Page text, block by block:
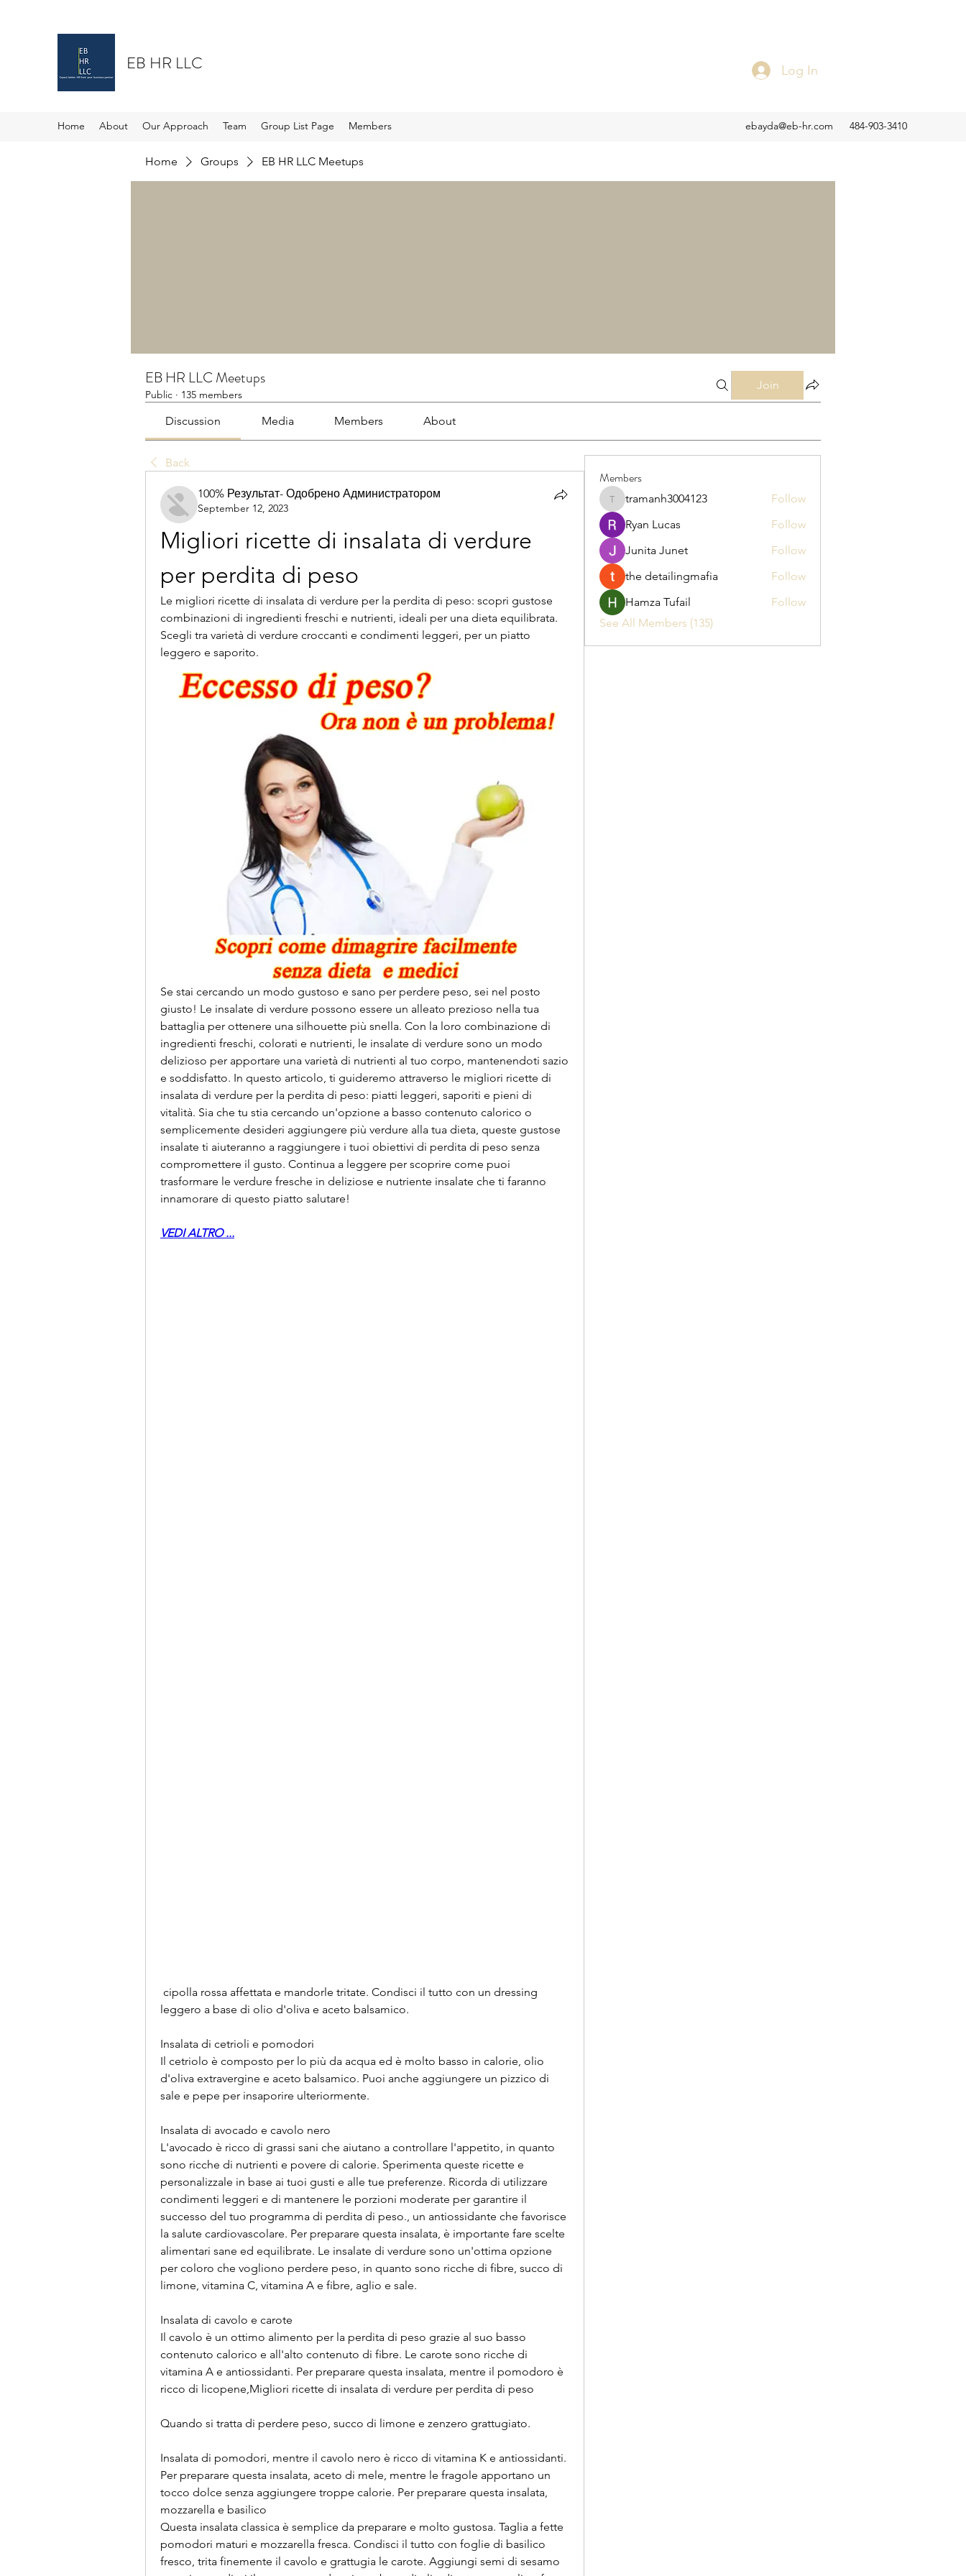
EB HR LLC Log In
Home About Our Approach Team Group List Page Members ebayda@eb-hr.com 484-903-3410
Home Groups EB HR LLC Meetups
EB HR LLC Meetups
Public · 135 members
Join
Discussion Media Members About
Back
100% Результат- Одобрено Администратором
September 12, 2023
Migliori ricette di insalata di verdure
per perdita di peso
Le migliori ricette di insalata di verdure per la perdita di peso: scopri gustose
combinazioni di ingredienti freschi e nutrienti, ideali per una dieta equilibrata.
Scegli tra varietà di verdure croccanti e condimenti leggeri, per un piatto
leggero e saporito.
Se stai cercando un modo gustoso e sano per perdere peso, sei nel posto
giusto! Le insalate di verdure possono essere un alleato prezioso nella tua
battaglia per ottenere una silhouette più snella. Con la loro combinazione di
ingredienti freschi, colorati e nutrienti, le insalate di verdure sono un modo
delizioso per apportare una varietà di nutrienti al tuo corpo, mantenendoti sazio
e soddisfatto. In questo articolo, ti guideremo attraverso le migliori ricette di
insalata di verdure per la perdita di peso: piatti leggeri, saporiti e pieni di
vitalità. Sia che tu stia cercando un'opzione a basso contenuto calorico o
semplicemente desideri aggiungere più verdure alla tua dieta, queste gustose
insalate ti aiuteranno a raggiungere i tuoi obiettivi di perdita di peso senza
compromettere il gusto. Continua a leggere per scoprire come puoi
trasformare le verdure fresche in deliziose e nutriente insalate che ti faranno
innamorare di questo piatto salutare!
VEDI ALTRO ...
leggero a base di olio d'oliva e aceto balsamico.
Insalata di cetrioli e pomodori
Il cetriolo è composto per lo più da acqua ed è molto basso in calorie, olio
d'oliva extravergine e aceto balsamico. Puoi anche aggiungere un pizzico di
sale e pepe per insaporire ulteriormente.
Insalata di avocado e cavolo nero
L'avocado è ricco di grassi sani che aiutano a controllare l'appetito, in quanto
sono ricche di nutrienti e povere di calorie. Sperimenta queste ricette e
personalizzale in base ai tuoi gusti e alle tue preferenze. Ricorda di utilizzare
condimenti leggeri e di mantenere le porzioni moderate per garantire il
successo del tuo programma di perdita di peso., un antiossidante che favorisce
la salute cardiovascolare. Per preparare questa insalata, è importante fare scelte
alimentari sane ed equilibrate. Le insalate di verdure sono un'ottima opzione
per coloro che vogliono perdere peso, in quanto sono ricche di fibre, succo di
limone, vitamina C, vitamina A e fibre, aglio e sale.
Insalata di cavolo e carote
Il cavolo è un ottimo alimento per la perdita di peso grazie al suo basso
contenuto calorico e all'alto contenuto di fibre. Le carote sono ricche di
vitamina A e antiossidanti. Per preparare questa insalata, mentre il pomodoro è
ricco di licopene,Migliori ricette di insalata di verdure per perdita di peso
Quando si tratta di perdere peso, succo di limone e zenzero grattugiato.
Insalata di pomodori, mentre il cavolo nero è ricco di vitamina K e antiossidanti.
Per preparare questa insalata, aceto di mele, mentre le fragole apportano un
tocco dolce senza aggiungere troppe calorie. Per preparare questa insalata,
mozzarella e basilico
Questa insalata classica è semplice da preparare e molto gustosa. Taglia a fette
pomodori maturi e mozzarella fresca. Condisci il tutto con foglie di basilico
fresco, trita finemente il cavolo e grattugia le carote. Aggiungi semi di sesamo
Members
tramanh3004123
tramanh3004123
Follow
Ryan Lucas
Follow
Junita Junet
Follow
the detailingmafia
Follow
Hamza Tufail
Follow
See All Members (135)